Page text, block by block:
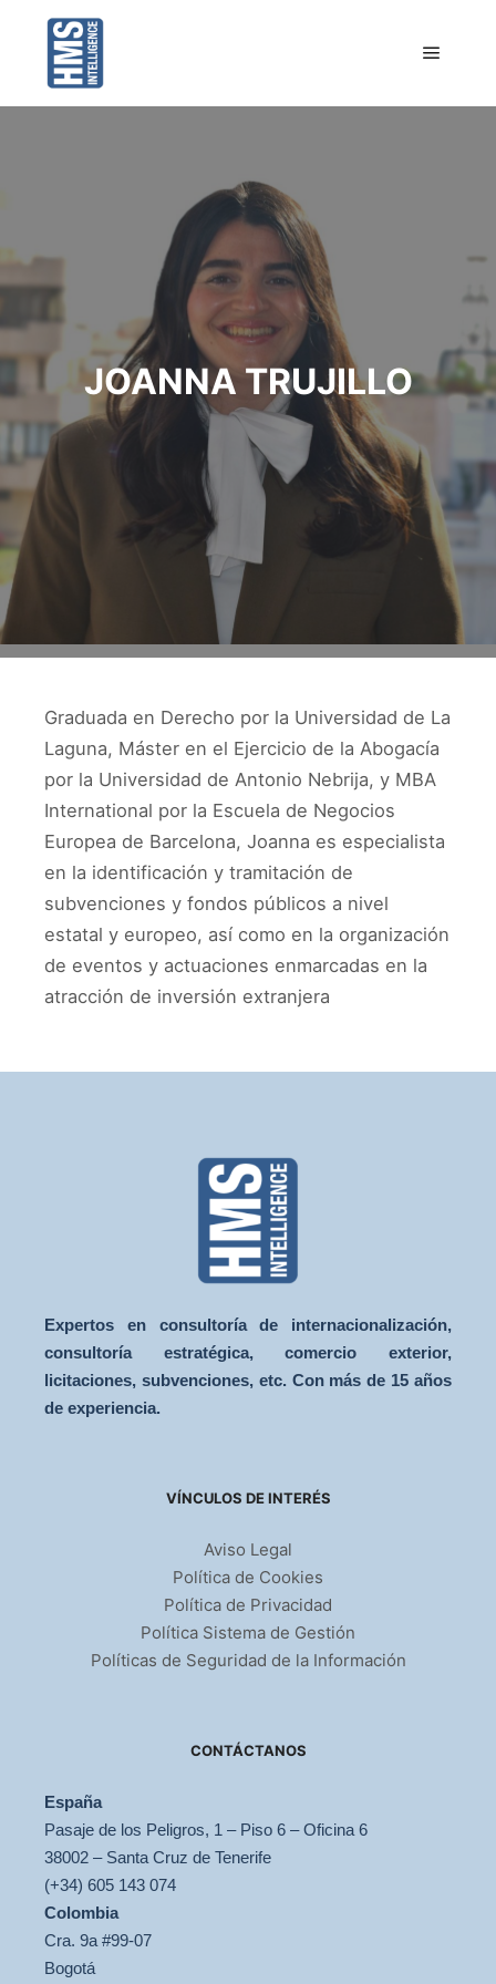
JOANNA TRUJILLO
Graduada en Derecho por la Universidad de La
Laguna, Máster en el Ejercicio de la Abogacía
por la Universidad de Antonio Nebrija, y MBA
International por la Escuela de Negocios
Europea de Barcelona, Joanna es especialista
en la identificación y tramitación de
subvenciones y fondos públicos a nivel
estatal y europeo, así como en la organización
de eventos y actuaciones enmarcadas en la
atracción de inversión extranjera
Expertos en consultoría de internacionalización,
consultoría estratégica, comercio exterior,
licitaciones, subvenciones, etc. Con más de 15 años
de experiencia.
VÍNCULOS DE INTERÉS
Aviso Legal
Política de Cookies
Política de Privacidad
Política Sistema de Gestión
Políticas de Seguridad de la Información
CONTÁCTANOS
España
Pasaje de los Peligros, 1 – Piso 6 – Oficina 6
38002 – Santa Cruz de Tenerife
(+34) 605 143 074
Colombia
Cra. 9a #99-07
Bogotá